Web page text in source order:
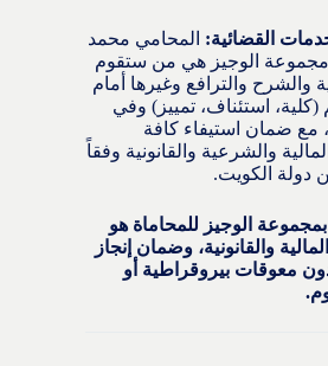
القضائية: المحامي محمد
مجموعة الوجيز هي من ستقوم
والشرح والترافع وغيرها أمام
استئناف، تمييز) وفي
مع ضمان استيفاء كافة
والشرعية والقانونية وفقاً
دولة الكويت.
الوجيز للمحاماة هو
والقانونية، وضمان إنجاز
معوقات بيروقراطية أو